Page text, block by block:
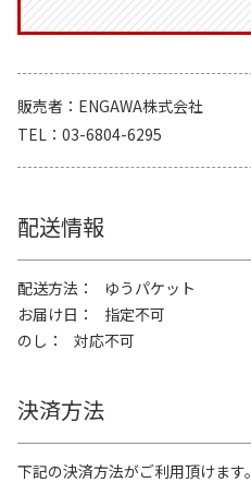
販売者
ENGAWA株式会社
TEL
03-6804-6295
配送情報
配送方法
ゆうパケット
お届け日
指定不可
のし
対応不可
決済方法
下記の決済方法がご利用頂けます。